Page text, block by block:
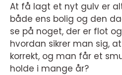
At få lagt et nyt gulv er
både ens bolig og den
se på noget, der er flot
hvordan sikrer man sig,
korrekt, og man får et
holde i mange år?